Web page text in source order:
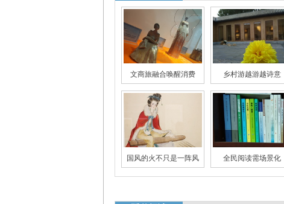
文商旅融合唤醒消费 乡村游越游越诗意
国风的火不只是一阵风 全民阅读需场景化